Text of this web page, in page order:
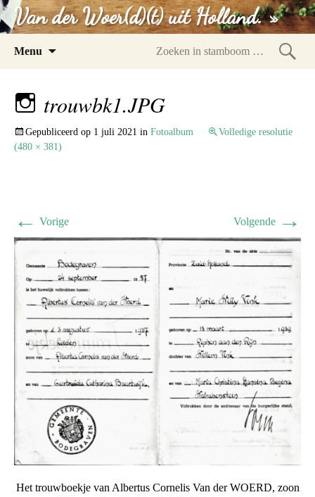
Van der Woer(d)(t) uit Holland. »
Menu
trouwbk1.JPG
Gepubliceerd op 1 juli 2021 in Fotoalbum
Volledige resolutie
(480 × 381)
← Vorige Volgende →
Het trouwboekje van Albertus Cornelis Van der WOERD, zoon